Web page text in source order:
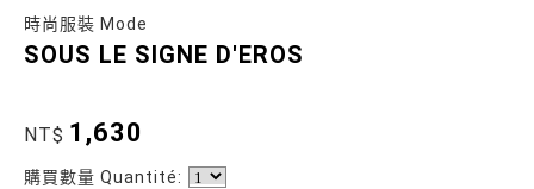
時尚服裝 Mode
SOUS LE SIGNE D'EROS
NT$ 1,630
購買數量 Quantité: